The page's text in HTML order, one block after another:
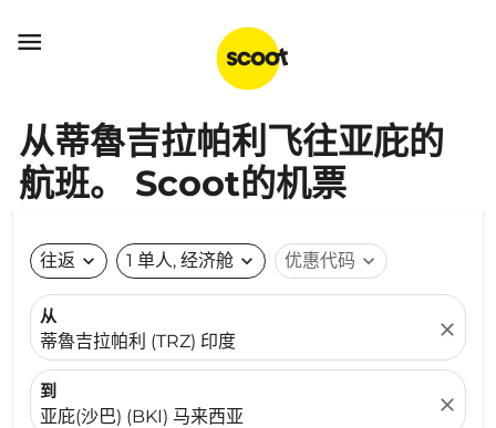

从蒂魯吉拉帕利飞往亚庇的
航班。 Scoot的机票
往返 expand_more 1 单人, 经济舱 expand_more 优惠代码 expand_more
从
蒂魯吉拉帕利 (TRZ) 印度
close
到
亚庇(沙巴) (BKI) 马来西亚
close